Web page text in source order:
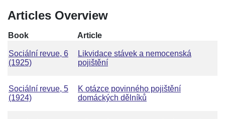
Articles Overview
Book Article
Sociální revue, 6
(1925)
Likvidace stávek a nemocenská
pojištění
Sociální revue, 5
(1924)
K otázce povinného pojištění
domáckých dělníků